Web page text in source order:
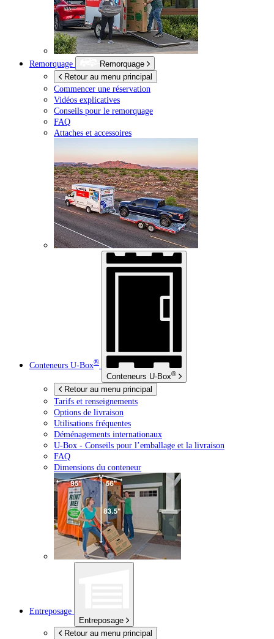
Remorquage
Remorquage
Retour au menu principal
Commencer une réservation
Vidéos explicatives
Conseils pour le remorquage
FAQ
Attaches et accessoires
Conteneurs U-Box®
Conteneurs U-Box®
Retour au menu principal
Tarifs et renseignements
Options de livraison
Utilisations fréquentes
Déménagements internationaux
U-Box - Conseils pour l’emballage et la livraison
FAQ
Dimensions du conteneur
Entreposage
Entreposage
Retour au menu principal